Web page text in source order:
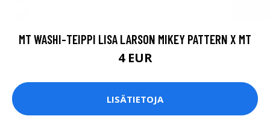
MT WASHI-TEIPPI LISA LARSON MIKEY PATTERN X MT
4 EUR
LISÄTIETOJA